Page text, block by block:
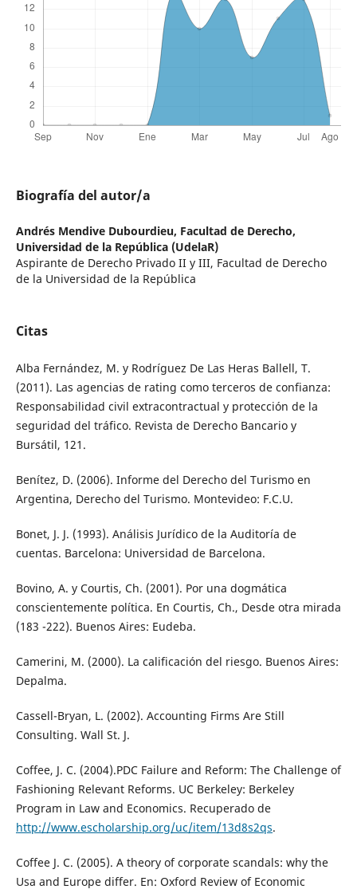
Biografía del autor/a
Andrés Mendive Dubourdieu, Facultad de Derecho,
Universidad de la República (UdelaR)
Aspirante de Derecho Privado II y III, Facultad de Derecho
de la Universidad de la República
Citas
Alba Fernández, M. y Rodríguez De Las Heras Ballell, T.
(2011). Las agencias de rating como terceros de confianza:
Responsabilidad civil extracontractual y protección de la
seguridad del tráfico. Revista de Derecho Bancario y
Bursátil, 121.
Benítez, D. (2006). Informe del Derecho del Turismo en
Argentina, Derecho del Turismo. Montevideo: F.C.U.
Bonet, J. J. (1993). Análisis Jurídico de la Auditoría de
cuentas. Barcelona: Universidad de Barcelona.
Bovino, A. y Courtis, Ch. (2001). Por una dogmática
conscientemente política. En Courtis, Ch., Desde otra mirada
(183 -222). Buenos Aires: Eudeba.
Camerini, M. (2000). La calificación del riesgo. Buenos Aires:
Depalma.
Cassell-Bryan, L. (2002). Accounting Firms Are Still
Consulting. Wall St. J.
Coffee, J. C. (2004).PDC Failure and Reform: The Challenge of
Fashioning Relevant Reforms. UC Berkeley: Berkeley
Program in Law and Economics. Recuperado de
http://www.escholarship.org/uc/item/13d8s2qs.
Coffee J. C. (2005). A theory of corporate scandals: why the
Usa and Europe differ. En: Oxford Review of Economic